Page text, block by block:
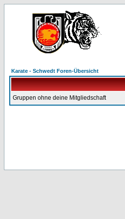
Karate - Schwedt Foren-Übersicht
Gruppen ohne deine Mitgliedschaft